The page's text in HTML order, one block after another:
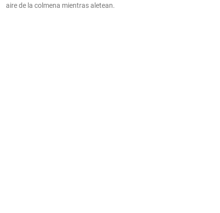
aire de la colmena mientras aletean.